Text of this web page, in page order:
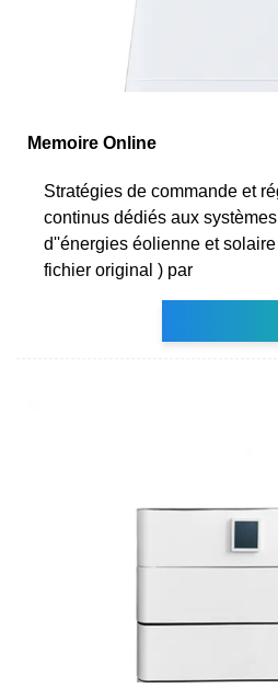
Memoire Online
Stratégies de commande et
continus dédiés aux
d''énergies éolienne et
fichier original ) par